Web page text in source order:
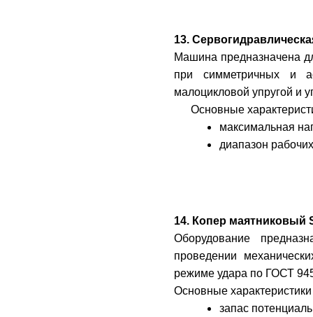
13.
Машина предназначена
при симметричных и
малоцикловой упругой и
Основные
максимальная
диапазон
14. Копер маятниковый
Оборудование
проведении
режиме удара по ГОСТ
Основные характеристики
запас